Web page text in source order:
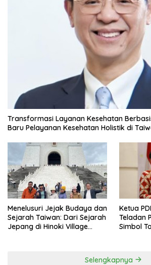
Transformasi Layanan Kesehatan
Baru Pelayanan Kesehatan Holistik di
Menelusuri Jejak Budaya dan
Sejarah Taiwan: Dari Sejarah
Jepang di Hinoki Village
Ketua
Teladan
Simbol
Selengkapnya